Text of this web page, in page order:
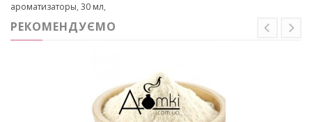
ароматизаторы, 30 мл,
РЕКОМЕНДУЄМО